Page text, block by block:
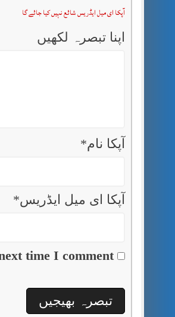
آپکا ای میل ایڈریس شائع نہیں کیا جائے گا
اپنا تبصرہ لکھیں
آپکا نام*
آپکا ای میل ایڈریس*
time I comment.